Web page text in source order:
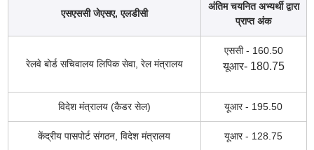
एसएससी जेएसए, एलडीसी
अंतिम चयनित अभ्यर्थी द्वारा
प्राप्त अंक
रेलवे बोर्ड सचिवालय लिपिक सेवा, रेल मंत्रालय
एससी - 160.50
यूआर- 180.75
विदेश मंत्रालय (कैडर सेल) यूआर - 195.50
केंद्रीय पासपोर्ट संगठन, विदेश मंत्रालय यूआर - 128.75